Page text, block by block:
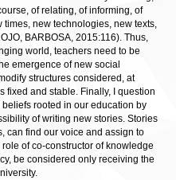
of relating, of informing, of
times, new technologies, new texts,
BARBOSA, 2015:116). Thus,
world, teachers need to be
emergence of new social
structures considered, at
fixed and stable. Finally, I question
rooted in our education by
of writing new stories. Stories
can find our voice and assign to
of co-constructor of knowledge
be considered only receiving the